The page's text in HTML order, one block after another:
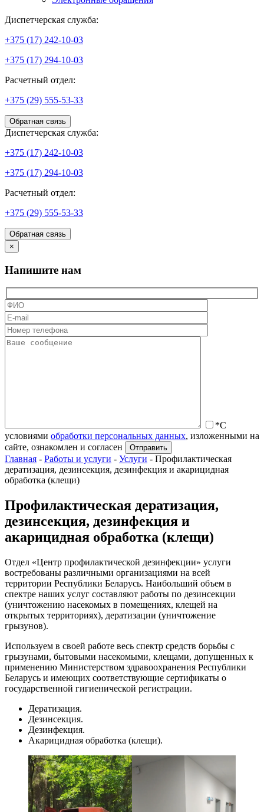
Диспетчерская служба:
+375 (17) 242-10-03
+375 (17) 294-10-03
Расчетный отдел:
+375 (29) 555-53-33
Обратная связь
Диспетчерская служба:
+375 (17) 242-10-03
+375 (17) 294-10-03
Расчетный отдел:
+375 (29) 555-53-33
Обратная связь
×
Напишите нам
*С
условиями обработки персональных данных, изложенными на
сайте, ознакомлен и согласен
Главная - Работы и услуги - Услуги - Профилактическая
дератизация, дезинсекция, дезинфекция и акарицидная
обработка (клещи)
Профилактическая дератизация,
дезинсекция, дезинфекция и
акарицидная обработка (клещи)
Отдел «Центр профилактической дезинфекции» услуги
востребованы различными организациями на всей
территории Республики Беларусь. Наибольший объем в
спектре наших услуг составляют работы по дезинсекции
(уничтожению насекомых в помещениях, клещей на
открытых территориях), дератизации (уничтожение
грызунов).
Используем в своей работе весь спектр средств борьбы с
грызунами, бытовыми насекомыми, клещами, допущенных к
применению Министерством здравоохранения Республики
Беларусь и имеющих соответствующие сертификаты о
государственной гигиенической регистрации.
Дератизация.
Дезинсекция.
Дезинфекция.
Акарицидная обработка (клещи).